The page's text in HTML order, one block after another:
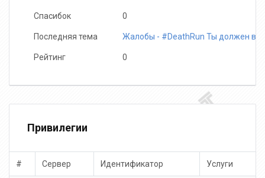
Спасибок 0
Последняя тема Жалобы - #DeathRun Ты должен
Рейтинг 0
Привилегии
# Сервер Идентификатор Услуги